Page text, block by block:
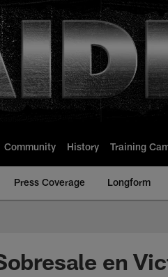
Community History Training
Press Coverage Longform
en